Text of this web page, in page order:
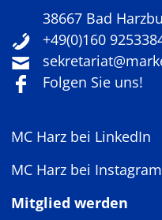
38667 Bad
+49(0)160
Folgen Sie uns!
MC Harz bei LinkedIn
MC Harz bei Instagram
Mitglied werden